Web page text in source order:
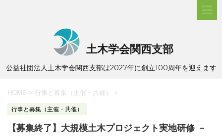
土木学会関西支部
公益社団法人土木学会関西支部は2027年に創立100周年を迎えます
HOME > 行事と募集（主催・共催） >
行事と募集（主催・共催）
【募集終了】大規模土木プロジェクト実地研修 －